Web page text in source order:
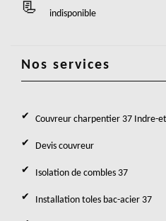
indisponible
Nos services
Couvreur charpentier 37 Indre-
Devis couvreur
Isolation de combles 37
Installation toles bac-acier 37